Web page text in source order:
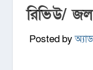
রিভিউ/
Posted by